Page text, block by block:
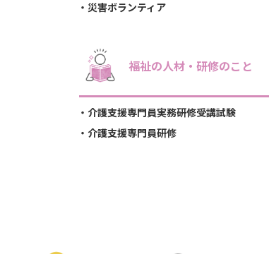
災害ボランティア
福祉の人材・研修のこと
介護支援専門員実務研修受講試験
介護支援専門員研修